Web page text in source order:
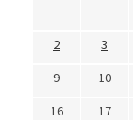
2
3
9
10
16
17